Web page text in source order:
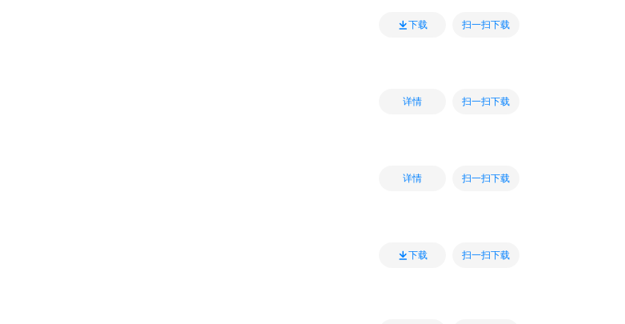
下载 扫一扫下载
详情 扫一扫下载
详情 扫一扫下载
下载 扫一扫下载